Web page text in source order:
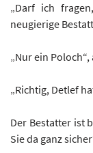
„Darf ich
neugierige
„Nur ein
„Richtig, Detlef
Der Bestatter ist
Sie da ganz